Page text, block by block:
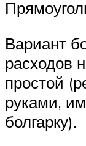
Вариант
расходов
простой
руками,
болгарку).